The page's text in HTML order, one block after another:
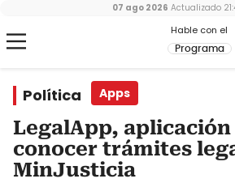
Hable con el
Programa
07 ago 2026 Actualizado
Política Apps
LegalApp,
conocer trámites
MinJusticia